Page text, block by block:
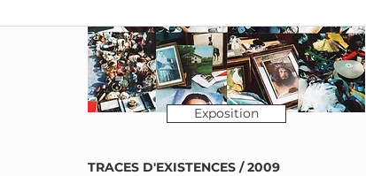
Exposition
TRACES D'EXISTENCES / 2009